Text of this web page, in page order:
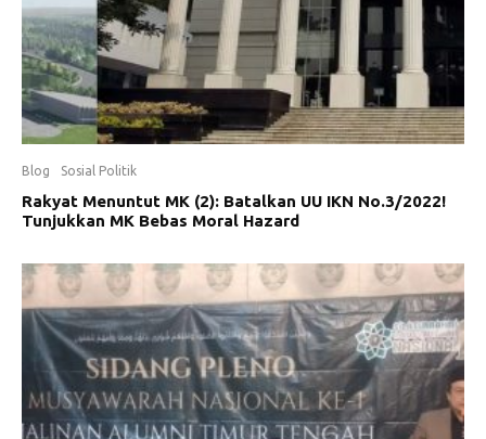
Blog Sosial Politik
Rakyat Menuntut MK (2): Batalkan UU IKN No.3/2022!
Tunjukkan MK Bebas Moral Hazard